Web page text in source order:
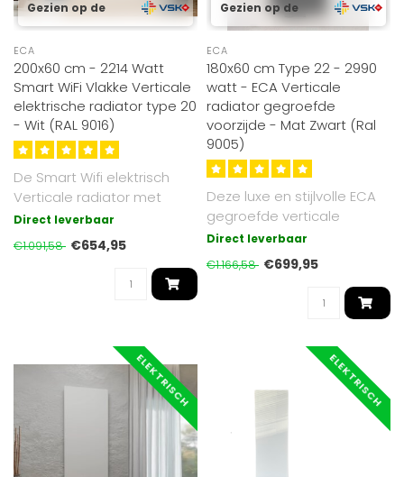
Gezien op de
ECA
200x60 cm - 2214 Watt
Smart WiFi Vlakke Verticale
elektrische radiator type 20
- Wit (RAL 9016)
De Smart Wifi elektrisch
Verticale radiator met
draadloze bediening (wifi
funct..
Direct leverbaar
€1.091,58 €654,95
Gezien op de
ECA
180x60 cm Type 22 - 2990
watt - ECA Verticale
radiator gegroefde
voorzijde - Mat Zwart (Ral
9005)
Deze luxe en stijlvolle ECA
gegroefde verticale
radiator heeft de afmeting
180x..
Direct leverbaar
€1.166,58 €699,95
ELEKTRISCH ELEKTRISCH